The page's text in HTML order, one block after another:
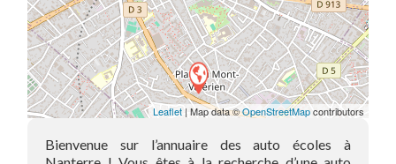
Leaflet | Map data ©OpenStreetMapcontributors
Bienvenue sur l’annuaire des auto écoles à